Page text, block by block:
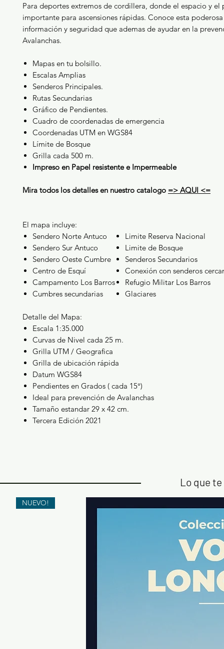
Para deportes extremos de cordillera, donde el espacio y el
importante para ascensiones rápidas. Conoce esta
información y seguridad que ademas de ayudar en la
Avalanchas.
Mapas en tu bolsillo.
Escalas Amplias
Senderos Principales.
Rutas Secundarias
Gráfico de Pendientes.
Cuadro de coordenadas de emergencia
Coordenadas UTM en WGS84
Límite de Bosque
Grilla cada 500 m.
Impreso en Papel resistente e Impermeable
Mira todos los detalles en nuestro catalogo => AQUI <=
El mapa incluye:
Sendero Norte Antuco
Sendero Sur Antuco
Sendero Oeste Cumbre
Centro de Esquí
Campamento Los Barros
Cumbres secundarias
Limite Reserva Nacional
Limite de Bosque
Senderos Secundarios
Conexión con senderos
Refugio Militar Los Barros
Glaciares
Detalle del Mapa:
Escala 1:35.000
Curvas de Nivel cada 25 m.
Grilla UTM / Geografica
Grilla de ubicación rápida
Datum WGS84
Pendientes en Grados ( cada 15°)
Ideal para prevención de Avalanchas
Tamaño estandar 29 x 42 cm.
Tercera Edición 2021
Lo que
NUEVO!